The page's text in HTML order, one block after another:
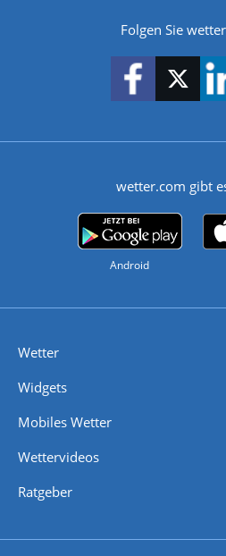
Folgen Sie
wetter.com gibt
Android
Wetter
Widgets
Mobiles Wetter
Wettervideos
Ratgeber